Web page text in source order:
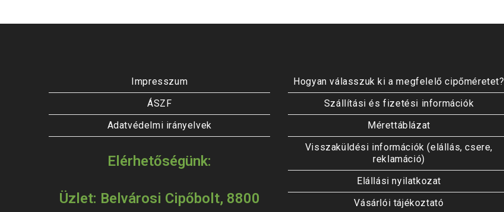
Impresszum
ÁSZF
Adatvédelmi irányelvek
Elérhetőségünk:
Üzlet: Belvárosi Cipőbolt, 8800
Hogyan válasszuk ki a megfelelő cipőméretet?
Szállítási és fizetési információk
Mérettáblázat
Visszaküldési információk (elállás, csere,
reklamáció)
Elállási nyilatkozat
Vásárlói tájékoztató